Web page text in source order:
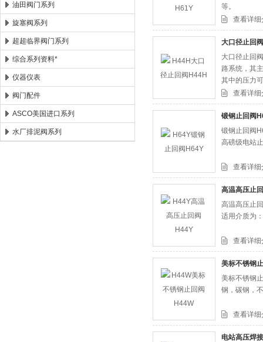
油田阀门系列
旋塞阀系列
超超临界阀门系列
综合系列资料*
仪器仪表
阀门配件
ASCO美国进口系列
水厂排泥阀系列
等。
查看详细
大口径止回
大口径止回
路系统，其
其中的压力
查看详细
锻钢止回阀
锻钢止回阀
高磅级电站
查看详细
高温高压止
高温高压止
适用介质为
查看详细
美标不锈钢
美标不锈钢
钢，碳钢，
查看详细
电站高压焊